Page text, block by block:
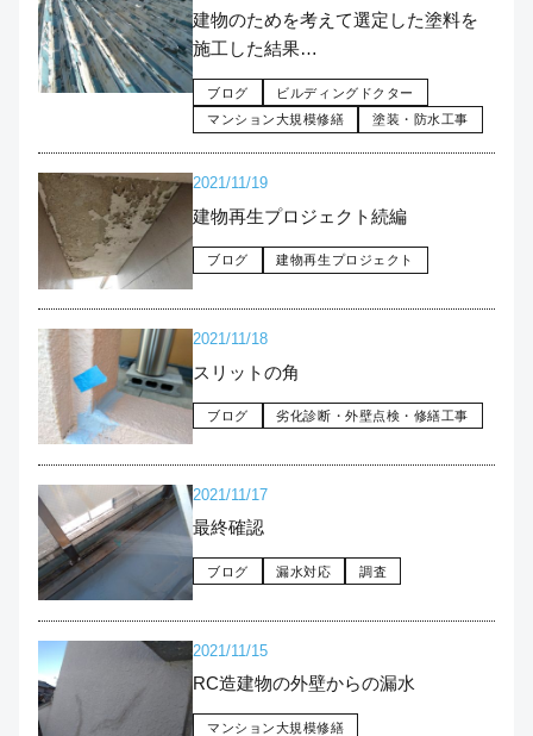
建物のためを考えて選定した塗料を
施工した結果…
ブログ
ビルディングドクター
マンション大規模修繕
塗装・防水工事
2021/11/19
建物再生プロジェクト続編
ブログ 建物再生プロジェクト
2021/11/18
スリットの角
ブログ 劣化診断・外壁点検・修繕工事
2021/11/17
最終確認
ブログ 漏水対応 調査
2021/11/15
RC造建物の外壁からの漏水
マンション大規模修繕